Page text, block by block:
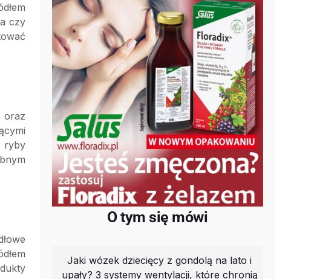
czy
oraz
ryby
O tym się mówi
Jaki wózek dziecięcy z gondolą na lato i
upały? 3 systemy wentylacji, które chronią